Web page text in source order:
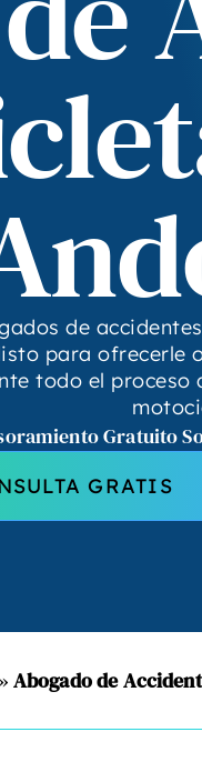
de
para ofrecerle
todo el proceso
Gratuito
GRATIS
» Abogado de